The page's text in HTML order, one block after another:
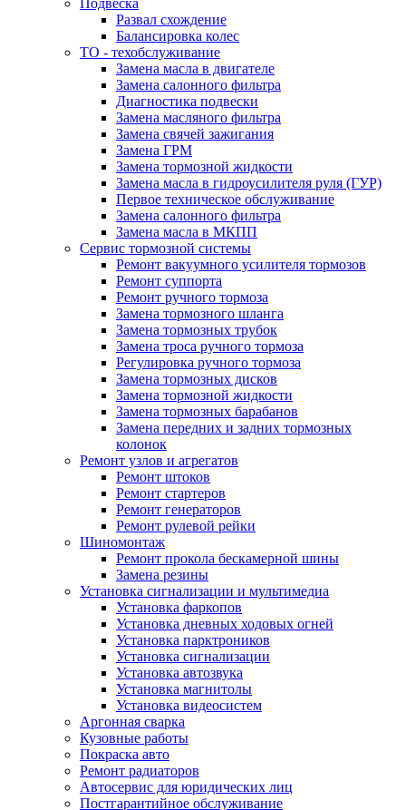
Подвеска
Развал схождение
Балансировка колес
ТО - техобслуживание
Замена масла в двигателе
Замена салонного фильтра
Диагностика подвески
Замена масляного фильтра
Замена свячей зажигания
Замена ГРМ
Замена тормозной жидкости
Замена масла в гидроусилителя руля (ГУР)
Первое техническое обслуживание
Замена салонного фильтра
Замена масла в МКПП
Сервис тормозной системы
Ремонт вакуумного усилителя тормозов
Ремонт суппорта
Ремонт ручного тормоза
Замена тормозного шланга
Замена тормозных трубок
Замена троса ручного тормоза
Регулировка ручного тормоза
Замена тормозных дисков
Замена тормозной жидкости
Замена тормозных барабанов
Замена передних и задних тормозных
колонок
Ремонт узлов и агрегатов
Ремонт штоков
Ремонт стартеров
Ремонт генераторов
Ремонт рулевой рейки
Шиномонтаж
Ремонт прокола бескамерной шины
Замена резины
Установка сигнализации и мультимедиа
Установка фаркопов
Установка дневных ходовых огней
Установка парктроников
Установка сигнализации
Установка автозвука
Установка магнитолы
Установка видеосистем
Аргонная сварка
Кузовные работы
Покраска авто
Ремонт радиаторов
Автосервис для юридических лиц
Постгарантийное обслуживание